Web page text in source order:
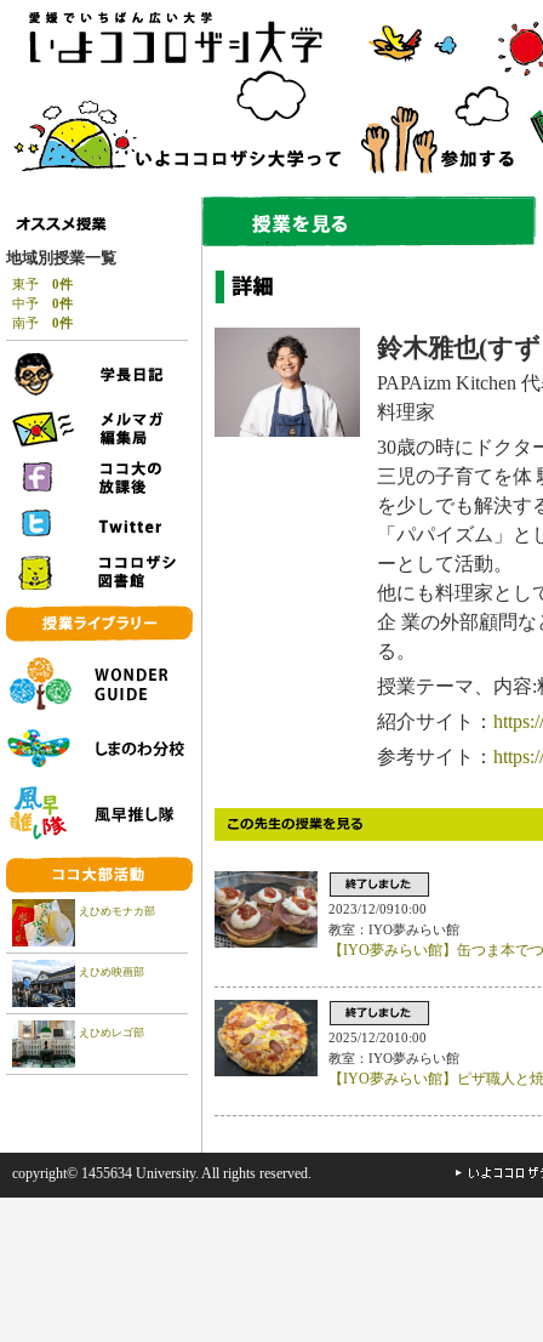
地域別授業一覧
東予 0件
中予 0件
南予 0件
えひめモナカ部
えひめ映画部
えひめレゴ部
鈴木雅也(す
PAPAizm Kitchen
料理家
30歳の時にドクタ
三児の子育てを体
を少しでも解決す
「パパイズム」
ーとして活動。
他にも料理家とし
企 業の外部顧問
る。
授業テーマ、内容:
紹介サイト：
参考サイト：
2023/12/0910:00
教室：IYO夢みらい館
【IYO夢みらい館】缶つま本で
2025/12/2010:00
教室：IYO夢みらい館
【IYO夢みらい館】ピザ職人と
copyright© 1455634 University. All rights reserved.